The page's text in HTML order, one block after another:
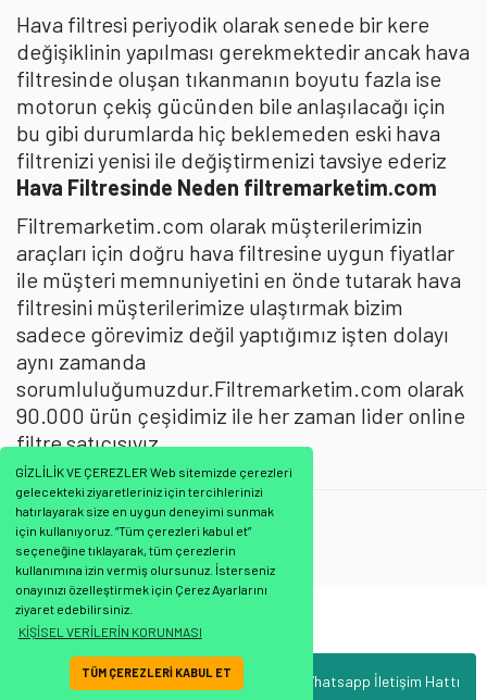
GİZLİLİK VE ÇEREZLER Web sitemizde çerezleri
gelecekteki ziyaretleriniz için tercihlerinizi
hatırlayarak size en uygun deneyimi sunmak
için kullanıyoruz. “Tüm çerezleri kabul et”
seçeneğine tıklayarak, tüm çerezlerin
kullanımına izin vermiş olursunuz. İsterseniz
onayınızı özelleştirmek için Çerez Ayarlarını
ziyaret edebilirsiniz.
KİŞİSEL VERİLERİN KORUNMASI
TÜM ÇEREZLERİ KABUL ET Whatsapp İletişim Hattı
Hava filtresi periyodik olarak senede bir kere
değişiklinin yapılması gerekmektedir ancak hava
filtresinde oluşan tıkanmanın boyutu fazla ise
motorun çekiş gücünden bile anlaşılacağı için
bu gibi durumlarda hiç beklemeden eski hava
filtrenizi yenisi ile değiştirmenizi tavsiye ederiz
Hava Filtresinde Neden filtremarketim.com
Filtremarketim.com olarak müşterilerimizin
araçları için doğru hava filtresine uygun fiyatlar
ile müşteri memnuniyetini en önde tutarak hava
filtresini müşterilerimize ulaştırmak bizim
sadece görevimiz değil yaptığımız işten dolayı
aynı zamanda
sorumluluğumuzdur.Filtremarketim.com olarak
90.000 ürün çeşidimiz ile her zaman lider online
filtre satıcısıyız.
Filtron
Filtre
: Hava Filtresi
Bu ürüne ilk yorumu siz yapın!
Bu ürünün fiyat bilgisi, resim, ürün açıklamalarında ve diğer konularda
yetersiz gördüğünüz noktaları öneri formunu kullanarak tarafımıza
iletebilirsiniz.